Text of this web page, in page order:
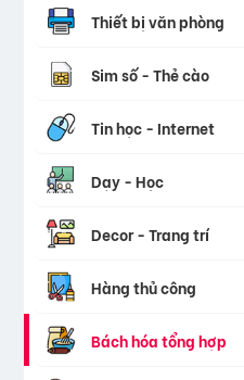
Thiết bị văn phòng
Sim số - Thẻ cào
Tin học - Internet
Dạy - Học
Decor - Trang trí
Hàng thủ công
Bách hóa tổng hợp